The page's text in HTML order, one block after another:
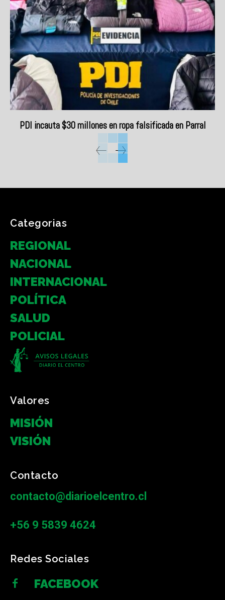
PDI incauta $30 millones en ropa falsificada en Parral
Categorias
REGIONAL
NACIONAL
INTERNACIONAL
POLÍTICA
SALUD
POLICIAL
Valores
MISIÓN
VISIÓN
Contacto
contacto@diarioelcentro.cl
+56 9 5839 4624
Redes Sociales
FACEBOOK